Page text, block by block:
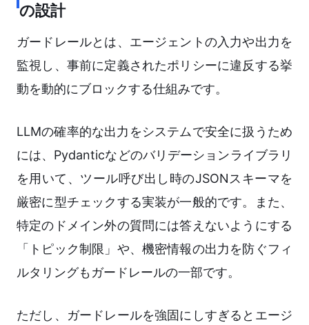
の設計
ガードレールとは、エージェントの入力や出力を
監視し、事前に定義されたポリシーに違反する挙
動を動的にブロックする仕組みです。
LLMの確率的な出力をシステムで安全に扱うため
には、Pydanticなどのバリデーションライブラリ
を用いて、ツール呼び出し時のJSONスキーマを
厳密に型チェックする実装が一般的です。また、
特定のドメイン外の質問には答えないようにする
「トピック制限」や、機密情報の出力を防ぐフィ
ルタリングもガードレールの一部です。
ただし、ガードレールを強固にしすぎるとエージ